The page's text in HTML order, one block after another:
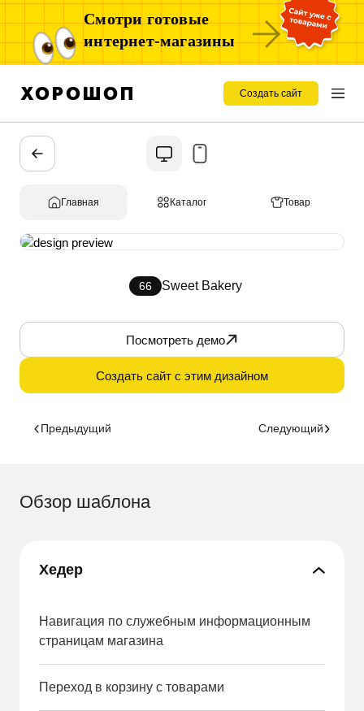
Смотри готовые
интернет-магазины
Создать сайт
Главная Каталог Товар
66 Sweet Bakery
Посмотреть демо
Создать сайт с этим дизайном
Предыдущий Следующий
Обзор шаблона
Хедер
Навигация по служебным информационным
страницам магазина
Переход в корзину с товарами